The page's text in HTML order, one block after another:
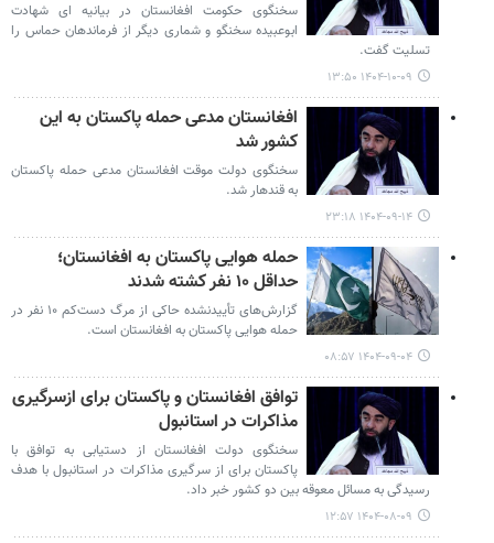
سخنگوی حکومت افغانستان در بیانیه ای شهادت
ابوعبیده سخنگو و شماری دیگر از فرماندهان حماس را
تسلیت گفت.
۱۴۰۴-۱۰-۰۹ ۱۳:۵۰
افغانستان مدعی حمله پاکستان به این
کشور شد
سخنگوی دولت موقت افغانستان مدعی حمله پاکستان
به قندهار شد.
۱۴۰۴-۰۹-۱۴ ۲۳:۱۸
حمله هوایی پاکستان به افغانستان؛
حداقل ۱۰ نفر کشته شدند
گزارش‌های تأییدنشده حاکی از مرگ دست‌کم ۱۰ نفر در
حمله هوایی پاکستان به افغانستان است.
۱۴۰۴-۰۹-۰۴ ۰۸:۵۷
توافق افغانستان و پاکستان برای ازسرگیری
مذاکرات در استانبول
سخنگوی دولت افغانستان از دستیابی به توافق با
پاکستان برای از سرگیری مذاکرات در استانبول با هدف
رسیدگی به مسائل معوقه بین دو کشور خبر داد.
۱۴۰۴-۰۸-۰۹ ۱۲:۵۷